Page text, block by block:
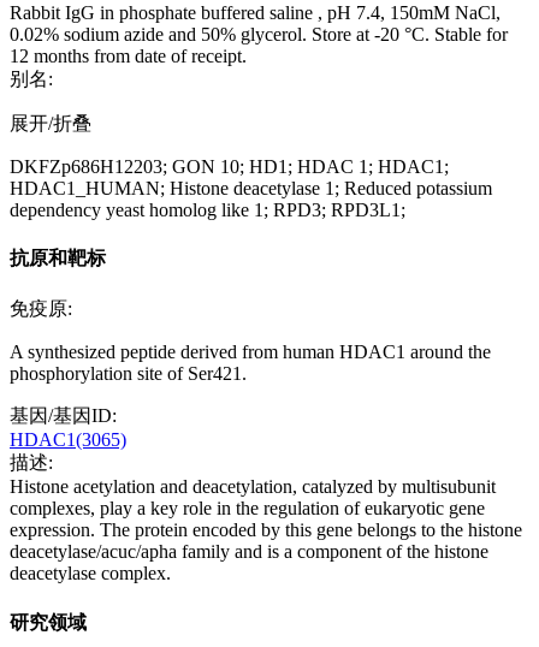
Rabbit IgG in phosphate buffered saline , pH 7.4, 150mM NaCl,
0.02% sodium azide and 50% glycerol. Store at -20 °C. Stable for
12 months from date of receipt.
别名:
展开/折叠
DKFZp686H12203; GON 10; HD1; HDAC 1; HDAC1;
HDAC1_HUMAN; Histone deacetylase 1; Reduced potassium
dependency yeast homolog like 1; RPD3; RPD3L1;
抗原和靶标
免疫原:
A synthesized peptide derived from human HDAC1 around the
phosphorylation site of Ser421.
基因/基因ID:
HDAC1(3065)
描述:
Histone acetylation and deacetylation, catalyzed by multisubunit
complexes, play a key role in the regulation of eukaryotic gene
expression. The protein encoded by this gene belongs to the histone
deacetylase/acuc/apha family and is a component of the histone
deacetylase complex.
研究领域